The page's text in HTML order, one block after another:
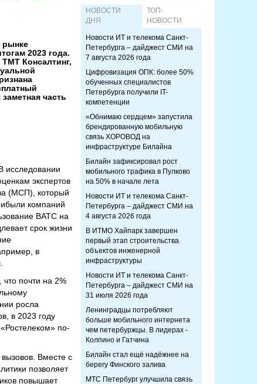
рынке
2023 года.
ТМТ Консалтинг,
часть
исследовании
экспертов
(МСП), который
компаний
ВАТС на
срок жизни
в
почти на 2%
росла
в 2023 году
по-
Вместе с
позволяет
повышает
НОВОСТИ
ДНЯ
ТОП-
НОВОСТИ
Новости ИТ и телекома Санкт-
Петербурга – дайджест СМИ на
7 августа 2026 года
Цифровизация ОПК: более 50%
обученных специалистов
Петербурга получили IT-
компетенции
«Обнимаю сердцем» запустила
брендированную мобильную
связь ХОРОВОД на
инфраструктуре Билайна
Билайн зафиксировал рост
мобильного трафика в Пулково
на 50% в начале лета
Новости ИТ и телекома Санкт-
Петербурга – дайджест СМИ на
4 августа 2026 года
В ИТМО Хайпарк завершен
первый этап строительства
объектов инженерной
инфраструктуры
Новости ИТ и телекома Санкт-
Петербурга – дайджест СМИ на
31 июля 2026 года
Ленинградцы потребляют
больше мобильного интернета
чем петербуржцы. В лидерах -
Колпино и Гатчина
Билайн стал ещё надёжнее на
берегу Финского залива
МТС Петербург улучшила связь